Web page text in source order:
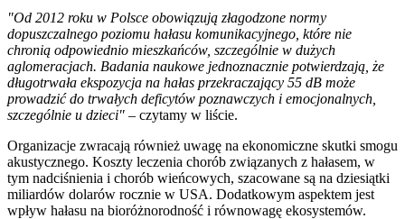
"Od 2012 roku w Polsce obowiązują złagodzone normy
dopuszczalnego poziomu hałasu komunikacyjnego, które nie
chronią odpowiednio mieszkańców, szczególnie w dużych
aglomeracjach. Badania naukowe jednoznacznie potwierdzają, że
długotrwała ekspozycja na hałas przekraczający 55 dB może
prowadzić do trwałych deficytów poznawczych i emocjonalnych,
szczególnie u dzieci" – czytamy w liście.
Organizacje zwracają również uwagę na ekonomiczne skutki smogu
akustycznego. Koszty leczenia chorób związanych z hałasem, w
tym nadciśnienia i chorób wieńcowych, szacowane są na dziesiątki
miliardów dolarów rocznie w USA. Dodatkowym aspektem jest
wpływ hałasu na bioróżnorodność i równowagę ekosystemów.